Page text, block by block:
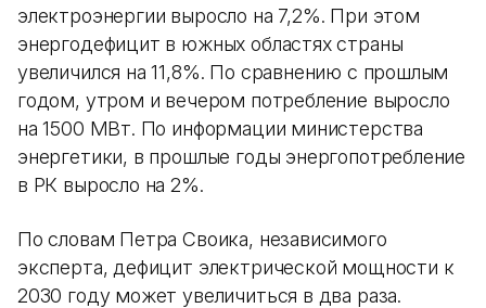
электроэнергии выросло на 7,2%. При этом
энергодефицит в южных областях страны
увеличился на 11,8%. По сравнению с прошлым
годом, утром и вечером потребление выросло
на 1500 МВт. По информации министерства
энергетики, в прошлые годы энергопотребление
в РК выросло на 2%.
По словам Петра Своика, независимого
эксперта, дефицит электрической мощности к
2030 году может увеличиться в два раза.